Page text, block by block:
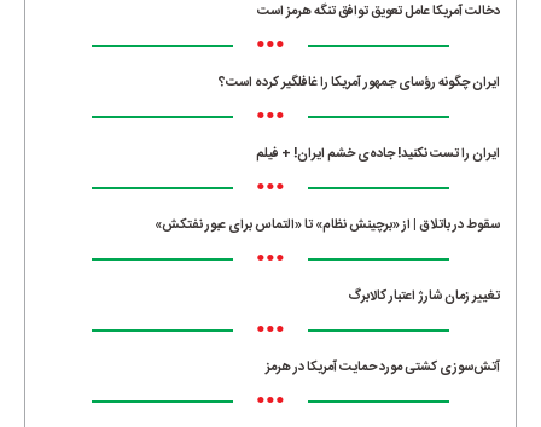
دخالت آمریکا عامل تعویق توافق تنگه هرمز است
•••
ایران چگونه رؤسای جمهور آمریکا را غافلگیر کرده است؟
•••
ایران را تست نکنید! جاده‌ی خشم ایران! + فیلم
•••
سقوط در باتلاق | از «برچینش نظام» تا «التماس برای عبور نفتکش»
•••
تغییر زمان شارژ اعتبار کالابرگ
•••
آتش‌سوزی کشتی مورد حمایت آمریکا در هرمز
•••